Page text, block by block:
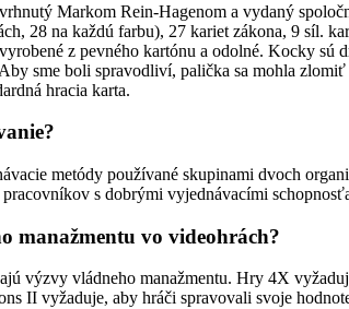
Markom Rein-Hagenom a vydaný
28 na každú farbu), 27 kariet zákona, 9 síl.
z pevného kartónu a odolné. Kocky sú
sme boli spravodliví, palička sa mohla
hracia karta.
metódy používané skupinami dvoch
s dobrými vyjednávacími
manažmentu vo videohrách?
výzvy vládneho manažmentu. Hry 4X
II vyžaduje, aby hráči spravovali svoje